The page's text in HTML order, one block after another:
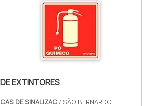
EXTINTORES
DE SINALIZAC / SÃO BERNARDO